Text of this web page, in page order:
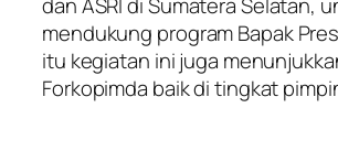
dan ASRI di Sumatera Selatan,
mendukung program Bapak
itu kegiatan ini juga
Forkopimda baik di tingkat